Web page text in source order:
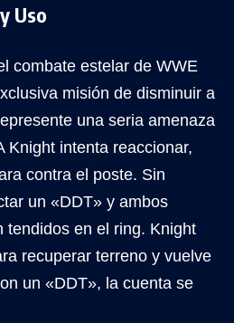
Uso
combate estelar de WWE
misión de disminuir a
una seria amenaza
Knight intenta reaccionar,
contra el poste. Sin
un «DDT» y ambos
tendidos en el ring. Knight
recuperar terreno y vuelve
un «DDT», la cuenta se